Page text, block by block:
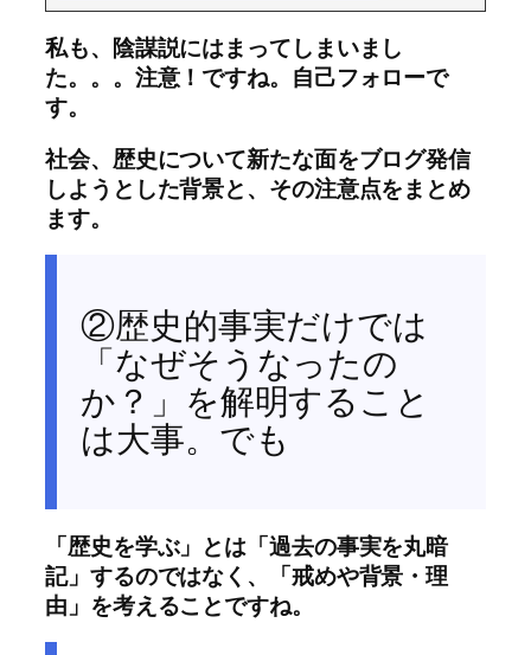
私も、陰謀説にはまってしまいまし
た。。。注意！ですね。自己フォローで
す。
社会、歴史について新たな面をブログ発信
しようとした背景と、その注意点をまとめ
ます。
②歴史的事実だけでは
「なぜそうなったの
か？」を解明すること
は大事。でも
「歴史を学ぶ」とは「過去の事実を丸暗
記」するのではなく、「戒めや背景・理
由」を考えることですね。